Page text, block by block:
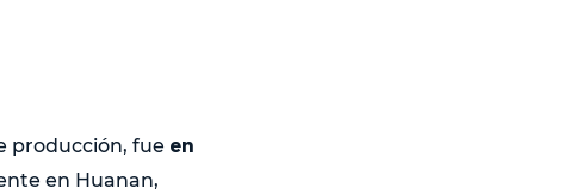
producción, fue en
en Huanan,